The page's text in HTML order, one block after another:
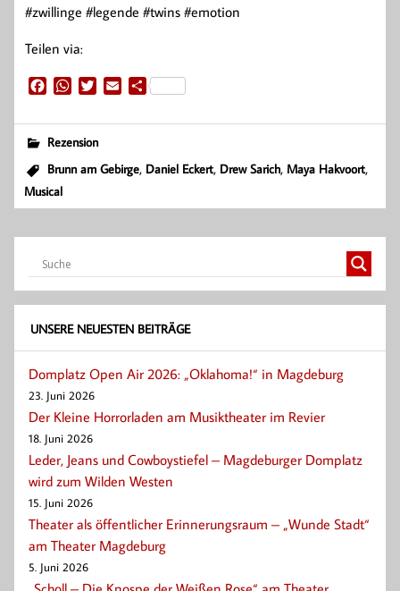
#zwillinge #legende #twins #emotion
Teilen via:
c
e
o
o
k
W
a
t
A
p
i
t
e
a
T
i
n
Rezension
Brunn am Gebirge, Daniel Eckert, Drew Sarich, Maya Hakvoort,
Musical
UNSERE NEUESTEN BEITRÄGE
Domplatz Open Air 2026: „Oklahoma!“ in Magdeburg
23. Juni 2026
Der Kleine Horrorladen am Musiktheater im Revier
18. Juni 2026
Leder, Jeans und Cowboystiefel – Magdeburger Domplatz
wird zum Wilden Westen
15. Juni 2026
Theater als öffentlicher Erinnerungsraum – „Wunde Stadt“
am Theater Magdeburg
5. Juni 2026